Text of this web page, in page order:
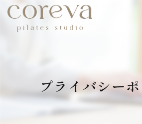
プライバシー